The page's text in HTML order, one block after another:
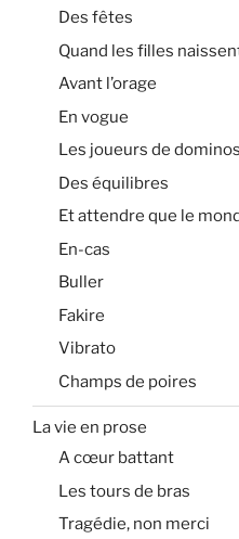
Des fêtes
Quand les filles
Avant l’orage
En vogue
Les joueurs de dominos
Des équilibres
Et attendre que le
En-cas
Buller
Fakire
Vibrato
Champs de poires
La vie en prose
A cœur battant
Les tours de bras
Tragédie, non merci